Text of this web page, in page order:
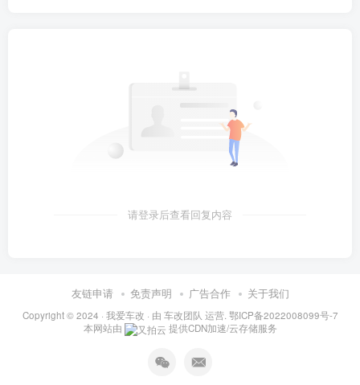
请登录后查看回复内容
友链申请 免责声明 广告合作 关于我们
Copyright © 2024 · 我爱车改 · 由 车改团队 运营. 鄂ICP备2022008099号-7
本网站由
提供CDN加速/云存储服务